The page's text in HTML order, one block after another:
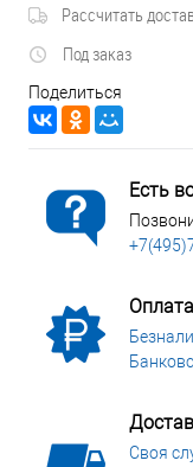
Рассчитать
Под заказ
Поделиться
Есть
Оплата
Своя